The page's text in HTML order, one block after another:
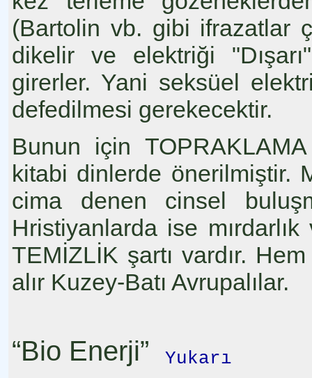
(Bartolin vb. gibi ifrazatlar
dikelir ve elektriği
girerler. Yani seksüel
defedilmesi gerekecektir.
Bunun için
kitabi dinlerde önerilmiştir.
cima denen cinsel
Hristiyanlarda ise
TEMİZLİK şartı vardır.
alır Kuzey-Batı Avrupalılar.
“Bio Enerji” Yukarı